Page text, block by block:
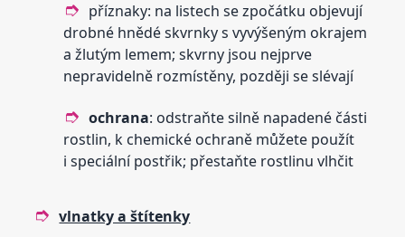
příznaky: na listech se zpočátku objevují
drobné hnědé skvrnky s vyvýšeným okrajem
a žlutým lemem; skvrny jsou nejprve
nepravidelně rozmístěny, později se slévají
ochrana: odstraňte silně napadené části
rostlin, k chemické ochraně můžete použít
i speciální postřik; přestaňte rostlinu vlhčit
vlnatky a štítenky